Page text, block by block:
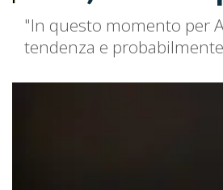
"In questo momento per
tendenza e